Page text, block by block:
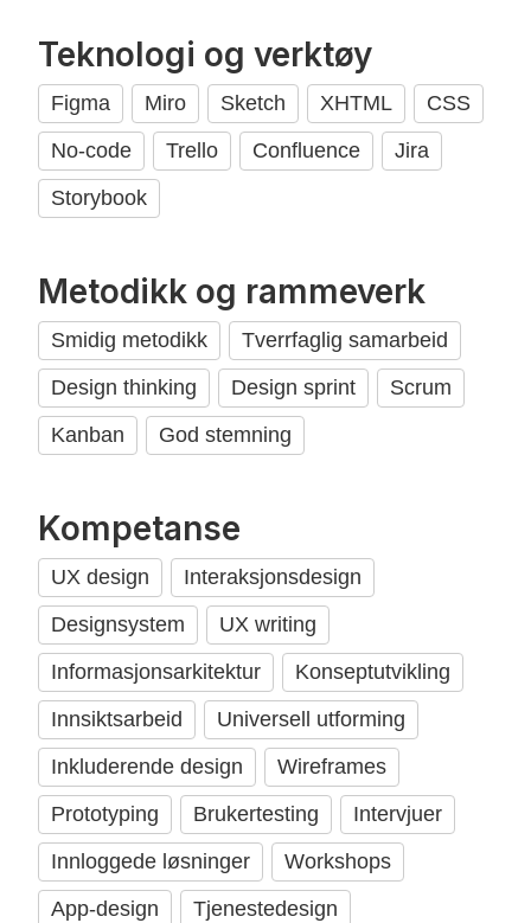
Teknologi og verktøy
Figma Miro Sketch XHTML
CSS
No-code
Trello Confluence
Jira
Storybook
Metodikk og rammeverk
Smidig metodikk
Tverrfaglig samarbeid
Design thinking
Design sprint
Scrum
Kanban
God stemning
Kompetanse
UX design
Interaksjonsdesign
Designsystem
UX writing
Informasjonsarkitektur
Konseptutvikling
Innsiktsarbeid
Universell utforming
Inkluderende design
Wireframes
Prototyping
Brukertesting
Intervjuer
Innloggede løsninger
Workshops
App-design
Tjenestedesign